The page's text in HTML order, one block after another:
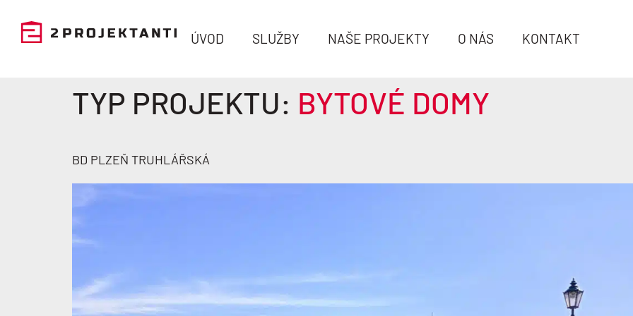
ÚVOD SLUŽBY NAŠE PROJEKTY O NÁS KONTAKT
TYP PROJEKTU: BYTOVÉ DOMY
BD PLZEŇ TRUHLÁŘSKÁ